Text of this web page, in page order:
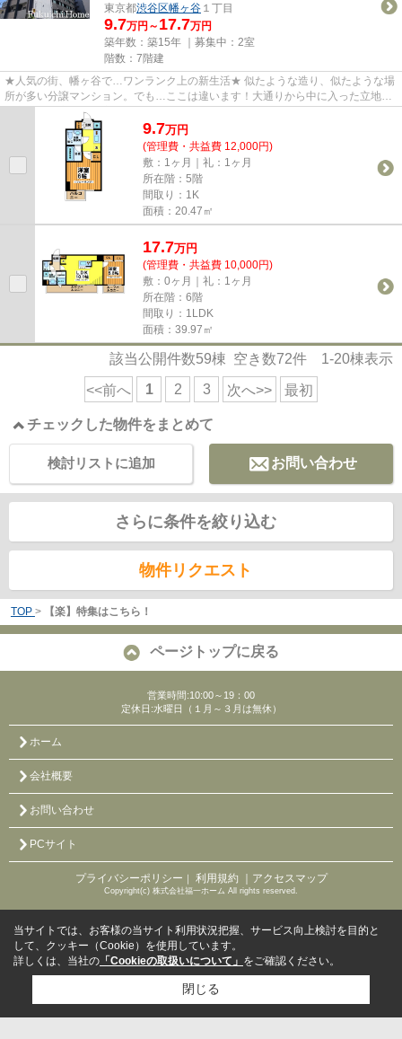
東京都渋谷区幡ヶ谷 １丁目
9.7万円～ 17.7万円
築年数：築15年 ｜募集中： 2室
階数：7階建
★人気の街、幡ヶ谷で…ワンランク上の新生活★ 似たような造り、似たような場
所が多い分譲マンション。でも…ここは違います！大通りから中に入った立地。
脱衣場・独立洗面を完備。駅から...
9.7万円
(管理費・共益費 12,000円)
敷：1ヶ月｜礼：1ヶ月
所在階：5階
間取り：1K
面積：20.47㎡
17.7万円
(管理費・共益費 10,000円)
敷：0ヶ月｜礼：1ヶ月
所在階：6階
間取り：1LDK
面積：39.97㎡
該当公開件数59棟 空き数72件 1-20棟表示
<<前へ 1 2 3 次へ>> 最初
チェックした物件をまとめて
お問い合わせ
検討リストに追加
さらに条件を絞り込む
物件リクエスト
TOP > 【楽】特集はこちら！
ページトップに戻る
営業時間:10:00～19：00
定休日:水曜日（１月～３月は無休）
ホーム
会社概要
お問い合わせ
PCサイト
プライバシーポリシー ｜ 利用規約 ｜アクセスマップ
Copyright(c) 株式会社福一ホーム All rights reserved.
当サイトでは、お客様の当サイト利用状況把握、サービス向上検討を目的と
して、クッキー（Cookie）を使用しています。
詳しくは、当社の 「Cookieの取扱いについて」 をご確認ください。
閉じる